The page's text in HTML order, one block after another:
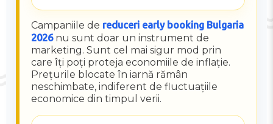
Campaniile de reduceri early booking Bulgaria
2026nu sunt doar un instrument de
marketing. Sunt cel mai sigur mod prin
care îți poți proteja economiile de inflație.
Prețurile blocate în iarnă rămân
neschimbate, indiferent de fluctuațiile
economice din timpul verii.